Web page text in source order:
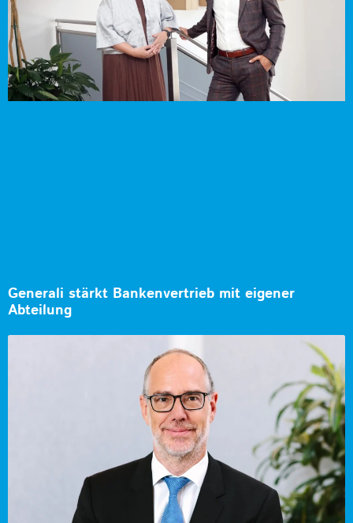
Generali stärkt Bankenvertrieb mit eigener
Abteilung